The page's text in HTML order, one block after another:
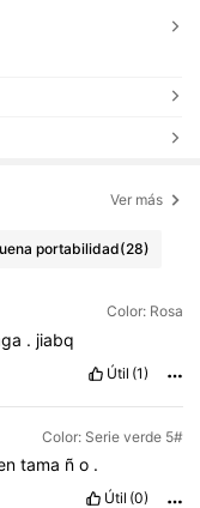
Ver más
portabilidad(28)
Color: Rosa
. jiabq
Útil (1)
Color: Serie verde 5#
tama ño .
Útil (0)